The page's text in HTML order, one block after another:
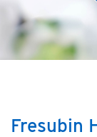
Fresubin